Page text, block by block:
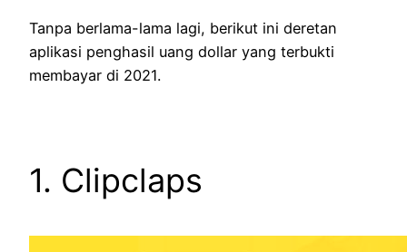
Tanpa berlama-lama lagi, berikut ini deretan
aplikasi penghasil uang dollar yang terbukti
membayar di 2021.
1. Clipclaps